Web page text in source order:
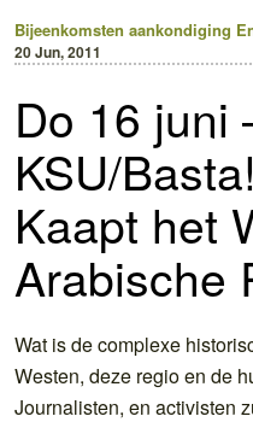
Bijeenkomsten aankondiging
20 Jun, 2011
Do 16 juni
KSU/
Kaapt het
Arabische
Wat is de complexe
Westen, deze regio en de
Journalisten, en activisten